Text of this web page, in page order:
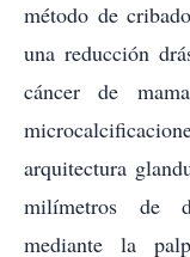
método de
una reducción
cáncer de
arquitectura
milímetros de
mediante la